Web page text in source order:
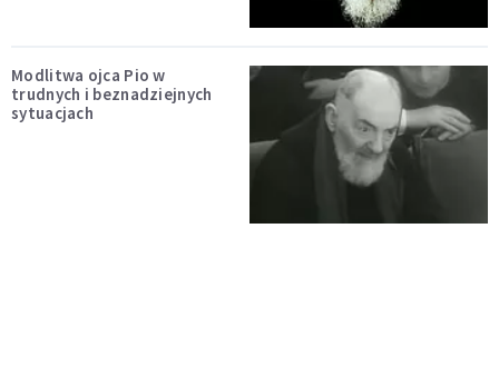
Modlitwa ojca Pio w
trudnych i beznadziejnych
sytuacjach